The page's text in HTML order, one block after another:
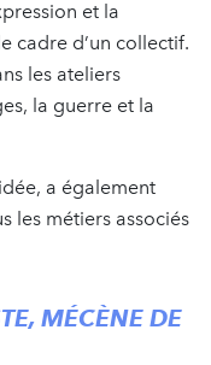
et la
cadre d’un collectif.
les ateliers
la guerre et la
a également
les métiers associés
, MÉCÈNE DE